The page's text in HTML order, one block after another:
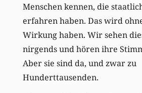
Menschen kennen, die
erfahren haben. Das wird
Wirkung haben. Wir sehen
nirgends und hören ihre
Aber sie sind da, und zwar zu
Hunderttausenden.